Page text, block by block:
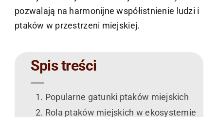
pozwalają na harmonijne współistnienie ludzi i
ptaków w przestrzeni miejskiej.
Spis treści
Popularne gatunki ptaków miejskich
Rola ptaków miejskich w ekosystemie